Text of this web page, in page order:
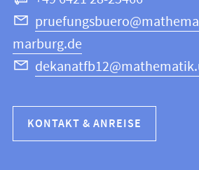
marburg.de
KONTAKT & ANREISE